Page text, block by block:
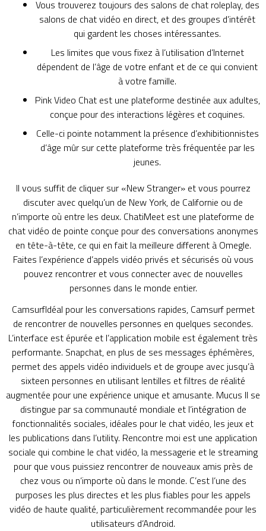
Vous trouverez toujours des salons de chat roleplay, des
salons de chat vidéo en direct, et des groupes d’intérêt
qui gardent les choses intéressantes.
Les limites que vous fixez à l’utilisation d’Internet
dépendent de l’âge de votre enfant et de ce qui convient
à votre famille.
Pink Video Chat est une plateforme destinée aux adultes,
conçue pour des interactions légères et coquines.
Celle-ci pointe notamment la présence d’exhibitionnistes
d’âge mûr sur cette plateforme très fréquentée par les
jeunes.
Il vous suffit de cliquer sur «New Stranger» et vous pourrez
discuter avec quelqu’un de New York, de Californie ou de
n’importe où entre les deux. ChatiMeet est une plateforme de
chat vidéo de pointe conçue pour des conversations anonymes
en tête-à-tête, ce qui en fait la meilleure different à Omegle.
Faites l’expérience d’appels vidéo privés et sécurisés où vous
pouvez rencontrer et vous connecter avec de nouvelles
personnes dans le monde entier.
CamsurfIdéal pour les conversations rapides, Camsurf permet
de rencontrer de nouvelles personnes en quelques secondes.
L’interface est épurée et l’application mobile est également très
performante. Snapchat, en plus de ses messages éphémères,
permet des appels vidéo individuels et de groupe avec jusqu’à
sixteen personnes en utilisant lentilles et filtres de réalité
augmentée pour une expérience unique et amusante. Mucus Il se
distingue par sa communauté mondiale et l’intégration de
fonctionnalités sociales, idéales pour le chat vidéo, les jeux et
les publications dans l’utility. Rencontre moi est une application
sociale qui combine le chat vidéo, la messagerie et le streaming
pour que vous puissiez rencontrer de nouveaux amis près de
chez vous ou n’importe où dans le monde. C’est l’une des
purposes les plus directes et les plus fiables pour les appels
vidéo de haute qualité, particulièrement recommandée pour les
utilisateurs d’Android.